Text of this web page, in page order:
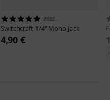
2632
Switchcraft 1/4" Mono Jack
4,90 €